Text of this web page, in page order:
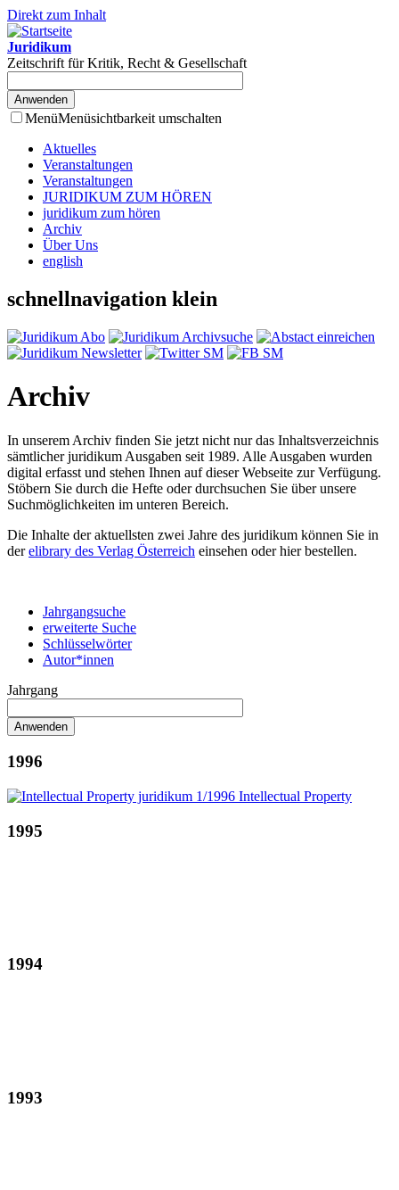
Direkt zum Inhalt
Juridikum
Zeitschrift für Kritik, Recht & Gesellschaft
MenüMenüsichtbarkeit umschalten
Aktuelles
Veranstaltungen
Veranstaltungen
JURIDIKUM ZUM HÖREN
juridikum zum hören
Archiv
Über Uns
english
schnellnavigation klein
Archiv
In unserem Archiv finden Sie jetzt nicht nur das Inhaltsverzeichnis
sämtlicher juridikum Ausgaben seit 1989. Alle Ausgaben wurden
digital erfasst und stehen Ihnen auf dieser Webseite zur Verfügung.
Stöbern Sie durch die Hefte oder durchsuchen Sie über unsere
Suchmöglichkeiten im unteren Bereich.
Die Inhalte der aktuellsten zwei Jahre des juridikum können Sie in
derelibrary des Verlag Österreich einsehen oder hier bestellen.
Jahrgangsuche
erweiterte Suche
Schlüsselwörter
Autor*innen
Jahrgang
1996
1995
1994
1993